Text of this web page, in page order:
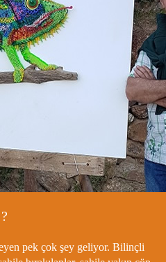
pek çok şey geliyor. Bilinçli